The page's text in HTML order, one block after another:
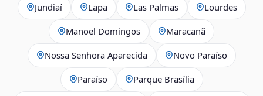
Jundiaí Lapa Las Palmas Lourdes
Manoel Domingos Maracanã
Nossa Senhora Aparecida Novo Paraíso
Paraíso Parque Brasília